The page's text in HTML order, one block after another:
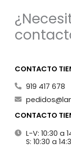
CONTACTO
919 417 678
CONTACTO
L-V: 10:30 a
S: 10:30 a